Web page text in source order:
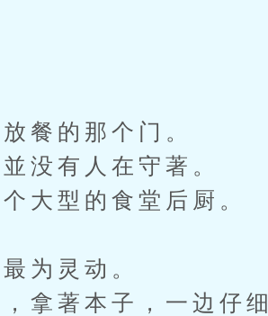
餐的那个门。
没有人在守著。
大型的食堂后厨。
为灵动。
拿著本子，一边仔细